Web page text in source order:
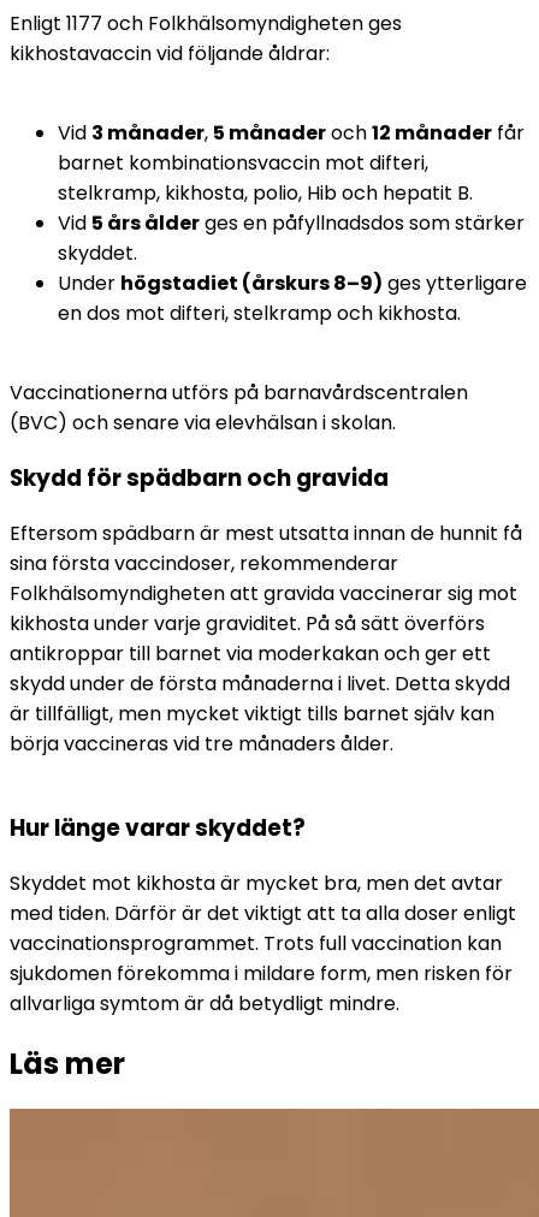
Enligt 1177 och Folkhälsomyndigheten ges
kikhostavaccin vid följande åldrar:
Vid 3 månader, 5 månader och 12 månader får
barnet kombinationsvaccin mot difteri,
stelkramp, kikhosta, polio, Hib och hepatit B.
Vid 5 års ålder ges en påfyllnadsdos som stärker
skyddet.
Under högstadiet (årskurs 8–9) ges ytterligare
en dos mot difteri, stelkramp och kikhosta.
Vaccinationerna utförs på barnavårdscentralen
(BVC) och senare via elevhälsan i skolan.
Skydd för spädbarn och gravida
Eftersom spädbarn är mest utsatta innan de hunnit få
sina första vaccindoser, rekommenderar
Folkhälsomyndigheten att gravida vaccinerar sig mot
kikhosta under varje graviditet. På så sätt överförs
antikroppar till barnet via moderkakan och ger ett
skydd under de första månaderna i livet. Detta skydd
är tillfälligt, men mycket viktigt tills barnet själv kan
börja vaccineras vid tre månaders ålder.
Hur länge varar skyddet?
Skyddet mot kikhosta är mycket bra, men det avtar
med tiden. Därför är det viktigt att ta alla doser enligt
vaccinationsprogrammet. Trots full vaccination kan
sjukdomen förekomma i mildare form, men risken för
allvarliga symtom är då betydligt mindre.
Läs mer